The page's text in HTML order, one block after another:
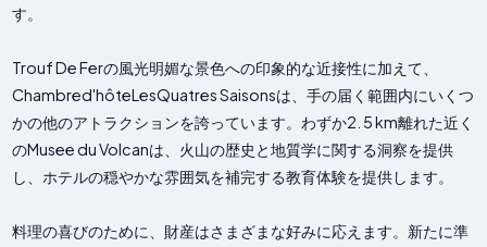
す。
Trouf De Ferの風光明媚な景色への印象的な近接性に加えて、
Chambred'hôteLesQuatres Saisonsは、手の届く範囲内にいくつ
かの他のアトラクションを誇っています。わずか2. 5 km離れた近く
のMusee du Volcanは、火山の歴史と地質学に関する洞察を提供
し、ホテルの穏やかな雰囲気を補完する教育体験を提供します。
料理の喜びのために、財産はさまざまな好みに応えます。新たに準